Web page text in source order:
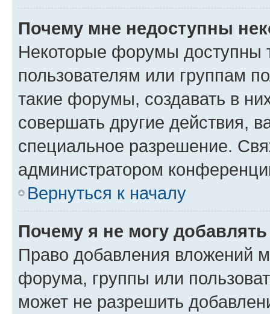
Почему мне недоступны
Некоторые форумы доступны
пользователям или группам
такие форумы, создавать в
совершать другие действия,
специальное разрешение.
администратором
Вернуться к началу
Почему я не могу
Право добавления вложений
форума, группы или
может не разрешить